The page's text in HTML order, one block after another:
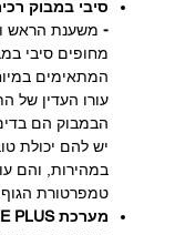
סיבי במבוק
- משענת הראש
מחופים סיבי
המתאימים
עורו העדין של
הבמבוק הם בדים
יש להם יכולת
במהירות, והם
טמפרטורת הגוף.
מערכת RECLINE PLUS -